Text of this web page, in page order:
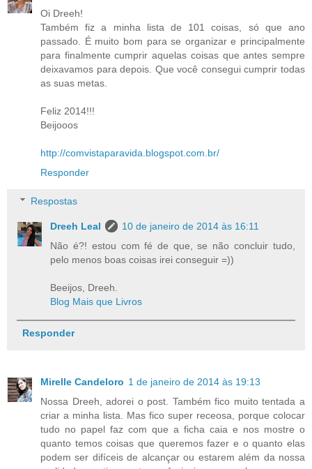
Oi Dreeh!
Também fiz a minha lista de 101 coisas, só que ano
passado. É muito bom para se organizar e principalmente
para finalmente cumprir aquelas coisas que antes sempre
deixavamos para depois. Que você consegui cumprir todas
as suas metas.
Feliz 2014!!!
Beijooos
http://comvistaparavida.blogspot.com.br/
Responder
Respostas
Dreeh Leal
10 de janeiro de 2014 às 16:11
Não é?! estou com fé de que, se não concluir tudo,
pelo menos boas coisas irei conseguir =))
Beeijos, Dreeh.
Blog Mais que Livros
Responder
Mirelle Candeloro 1 de janeiro de 2014 às 19:13
Nossa Dreeh, adorei o post. Também fico muito tentada a
criar a minha lista. Mas fico super receosa, porque colocar
tudo no papel faz com que a ficha caia e nos mostre o
quanto temos coisas que queremos fazer e o quanto elas
podem ser difíceis de alcançar ou estarem além da nossa